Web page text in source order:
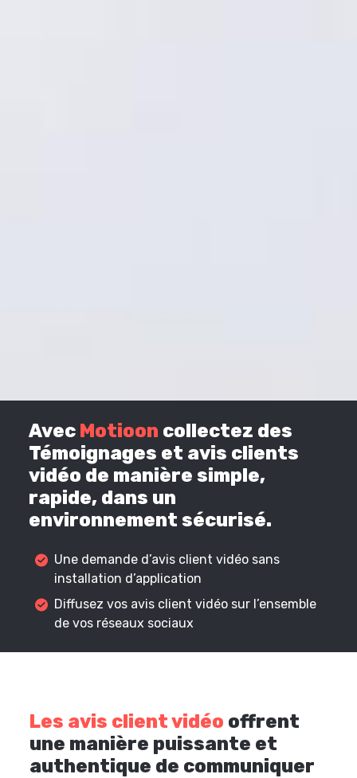
Avec Motioon collectez des
Témoignages et avis clients
vidéo de manière simple,
rapide, dans un
environnement sécurisé.
Une demande d’avis client vidéo sans
installation d’application
Diffusez vos avis client vidéo sur l’ensemble
de vos réseaux sociaux
Les avis client vidéo offrent
une manière puissante et
authentique de communiquer